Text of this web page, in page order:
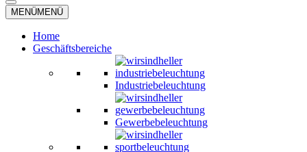
Navigationsmenü
MENÜMENÜ
Home
Geschäftsbereiche
Industriebeleuchtung
Gewerbebeleuchtung